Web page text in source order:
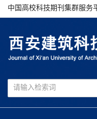
中国高校科技期刊集群服务